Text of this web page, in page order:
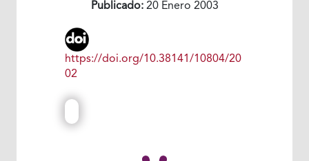
Publicado:20 Enero 2003
https://doi.org/10.38141/10804/20
02